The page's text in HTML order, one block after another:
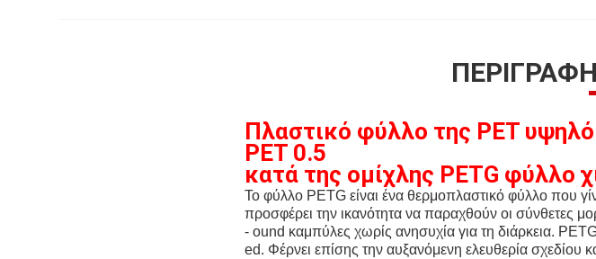
Πλαστικό φύλλο της PET
PET 0.5
κατά της ομίχλης PETG φύλλο
Το φύλλο PETG είναι ένα θερμοπλαστικό φύλλο που
προσφέρει την ικανότητα να παραχθούν οι σύνθετες
- ound καμπύλες χωρίς ανησυχία για τη διάρκεια.
ed. Φέρνει επίσης την αυξανόμενη ελευθερία σχεδίου